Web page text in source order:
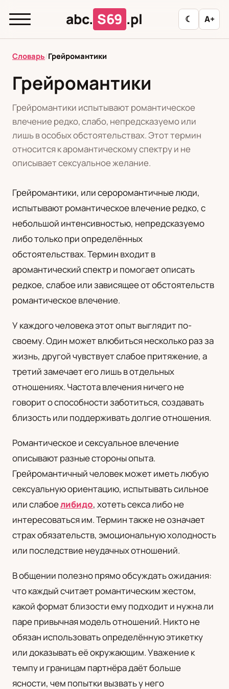
abc. S69 .pl ☾ A+
abc.
T
Л
М Н О П Р С Т
У
Ф
Ц Ш Э
PL
Polski Русский
Українська
Словарь/Грейромантики
Грейромантики
Грейромантики испытывают романтическое
влечение редко, слабо, непредсказуемо или
лишь в особых обстоятельствах. Этот термин
относится к аромантическому спектру и не
описывает сексуальное желание.
Грейромантики, или сероромантичные люди,
испытывают романтическое влечение редко, с
небольшой интенсивностью, непредсказуемо
либо только при определённых
обстоятельствах. Термин входит в
аромантический спектр и помогает описать
редкое, слабое или зависящее от обстоятельств
романтическое влечение.
У каждого человека этот опыт выглядит по-
своему. Один может влюбиться несколько раз за
жизнь, другой чувствует слабое притяжение, а
третий замечает его лишь в отдельных
отношениях. Частота влечения ничего не
говорит о способности заботиться, создавать
близость или поддерживать долгие отношения.
Романтическое и сексуальное влечение
описывают разные стороны опыта.
Грейромантичный человек может иметь любую
сексуальную ориентацию, испытывать сильное
или слабоелибидо, хотеть секса либо не
интересоваться им. Термин также не означает
страх обязательств, эмоциональную холодность
или последствие неудачных отношений.
В общении полезно прямо обсуждать ожидания:
что каждый считает романтическим жестом,
какой формат близости ему подходит и нужна ли
паре привычная модель отношений. Никто не
обязан использовать определённую этикетку
или доказывать её окружающим. Уважение к
темпу и границам партнёра даёт больше
ясности, чем попытки вызвать у него